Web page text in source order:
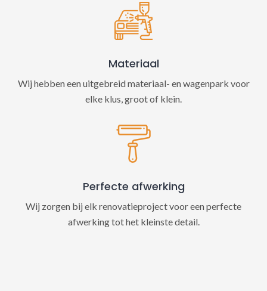
Materiaal
Wij hebben een uitgebreid materiaal- en wagenpark voor
elke klus, groot of klein.
Perfecte afwerking
Wij zorgen bij elk renovatieproject voor een perfecte
afwerking tot het kleinste detail.